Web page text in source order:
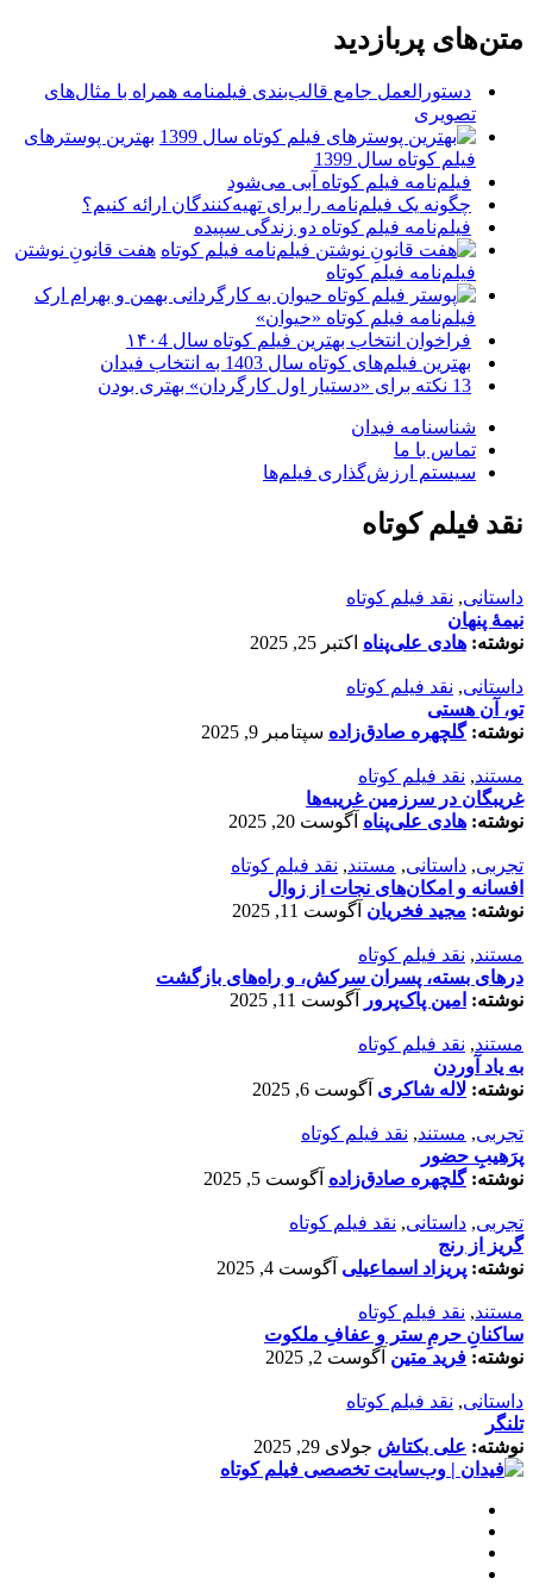
متن‌های پربازدید
دستورالعمل جامع قالب‌بندی فیلمنامه همراه با مثال‌های
تصویری
بهترین پوسترهای
فیلم کوتاه سال 1399
فیلم‌نامه فیلم کوتاه آبی می‌شود
چگونه یک فیلم‌نامه را برای تهیه‌کنندگان ارائه کنیم؟
فیلم‌نامه فیلم کوتاه دو زندگی سپیده
هفت قانونِ نوشتن
فیلم‌نامه فیلم کوتاه
فیلم‌نامه فیلم کوتاه «حیوان»
فراخوان انتخاب بهترین فیلم کوتاه سال ۱۴۰4
بهترین فیلم‌های کوتاه سال 1403 به انتخاب فیدان
13 نکته برای «دستیار اول کارگردان» بهتری بودن
شناسنامه فیدان
تماس با ما
سیستم ارزش‌گذاری فیلم‌ها
نقد فیلم کوتاه
داستانی, نقد فیلم کوتاه
نیمۀ پنهان
نوشته: هادی علی‌پناه اکتبر 25, 2025
داستانی, نقد فیلم کوتاه
تو، آن هستی
نوشته:گلچهره صادق‌زاده سپتامبر 9, 2025
مستند, نقد فیلم کوتاه
غریبگان در سرزمین غریبه‌ها
نوشته: هادی علی‌پناه آگوست 20, 2025
تجربی, داستانی, مستند, نقد فیلم کوتاه
افسانه‌ و امکان‌های نجات از زوال
نوشته: مجید فخریان آگوست 11, 2025
مستند, نقد فیلم کوتاه
درهای بسته، پسران سرکش، و راه‌های بازگشت
نوشته: امین پاک‌پرور آگوست 11, 2025
مستند, نقد فیلم کوتاه
به یاد آوردن
نوشته: لاله شاکری آگوست 6, 2025
تجربی, مستند, نقد فیلم کوتاه
پرَهیب‌ِ حضور
نوشته:گلچهره صادق‌زاده آگوست 5, 2025
تجربی, داستانی, نقد فیلم کوتاه
گریز از رنج
نوشته: پریزاد اسماعیلی آگوست 4, 2025
مستند, نقد فیلم کوتاه
ساکنانِ حرمِ ستر و عفافِ ملکوت
نوشته: فرید متین آگوست 2, 2025
داستانی, نقد فیلم کوتاه
تلنگر
نوشته: علی بکتاش جولای 29, 2025